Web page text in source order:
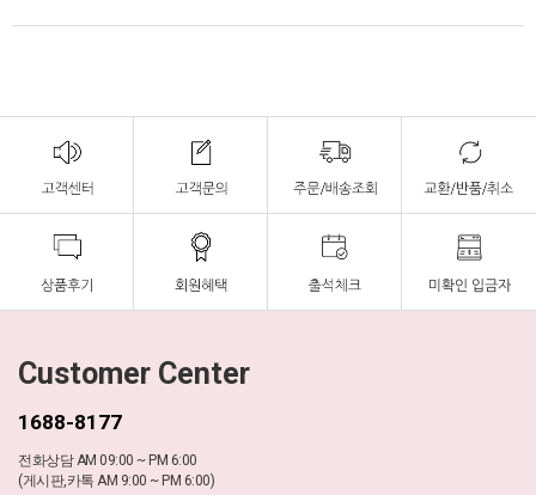
Customer Center
1688-8177
전화상담 AM 09:00 ~ PM 6:00
(게시판,카톡 AM 9:00 ~ PM 6:00)